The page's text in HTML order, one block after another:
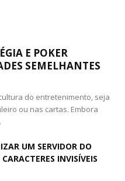
E POKER
SEMELHANTES
do entretenimento, seja
ou nas cartas. Embora
UM SERVIDOR DO
INVISÍVEIS